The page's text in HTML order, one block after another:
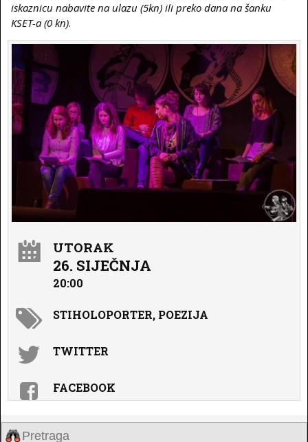
iskaznicu nabavite na ulazu (5kn) ili preko dana na šanku
KSET-a (0 kn).
UTORAK
26. SIJEČNJA
20:00
STIHOLOPORTER, POEZIJA
TWITTER
FACEBOOK